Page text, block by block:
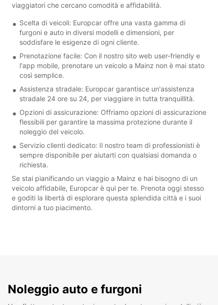
viaggiatori che cercano comodità e affidabilità.
Scelta di veicoli: Europcar offre una vasta gamma di
furgoni e auto in diversi modelli e dimensioni, per
soddisfare le esigenze di ogni cliente.
Prenotazione facile: Con il nostro sito web user-friendly e
l'app mobile, prenotare un veicolo a Mainz non è mai stato
così semplice.
Assistenza stradale: Europcar garantisce un'assistenza
stradale 24 ore su 24, per viaggiare in tutta tranquillità.
Opzioni di assicurazione: Offriamo opzioni di assicurazione
flessibili per garantire la massima protezione durante il
noleggio del veicolo.
Servizio clienti dedicato: Il nostro team di professionisti è
sempre disponibile per aiutarti con qualsiasi domanda o
richiesta.
Se stai pianificando un viaggio a Mainz e hai bisogno di un
veicolo affidabile, Europcar è qui per te. Prenota oggi stesso
e goditi la libertà di esplorare questa splendida città e i suoi
dintorni a tuo piacimento.
Noleggio auto e furgoni